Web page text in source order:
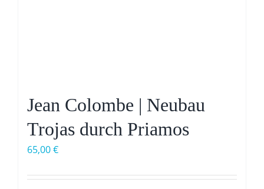
Jean Colombe | Neubau
Trojas durch Priamos
65,00€